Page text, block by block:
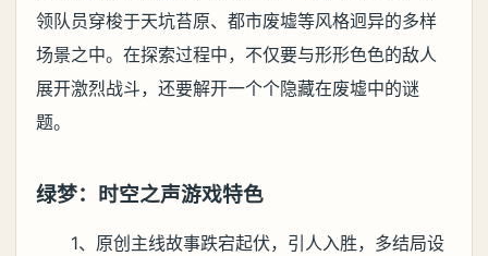
领队员穿梭于天坑苔原、都市废墟等风格迥异的多样
场景之中。在探索过程中，不仅要与形形色色的敌人
展开激烈战斗，还要解开一个个隐藏在废墟中的谜
题。
绿梦：时空之声游戏特色
1、原创主线故事跌宕起伏，引人入胜，多结局设